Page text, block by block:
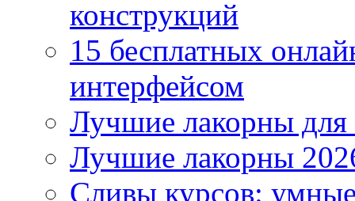
конструкций
15 бесплатных
интерфейсом
Лучшие лакорны для
Лучшие лакорны
Сливы курсов: